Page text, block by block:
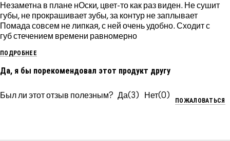
Незаметна в плане нОски, цвет-то как раз виден. Не сушит
губы, не прокрашивает зубы, за контур не заплывает
Помада совсем не липкая, с ней очень удобно. Сходит с
губ стечением времени равномерно
ПОДРОБНЕЕ
Да, я бы порекомендовал этот продукт другу
Был ли этот отзыв полезным? 3 0
ПОЖАЛОВАТЬСЯ